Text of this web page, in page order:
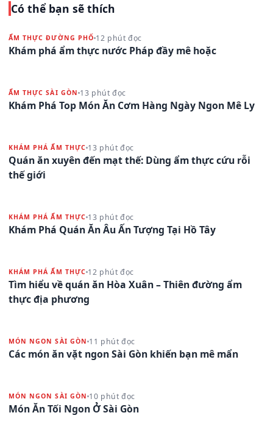
Có thể bạn sẽ thích
ẨM THỰC ĐƯỜNG PHỐ 12 phút đọc
Khám phá ẩm thực nước Pháp đầy mê hoặc
ẨM THỰC SÀI GÒN 13 phút đọc
Khám Phá Top Món Ăn Cơm Hàng Ngày Ngon Mê Ly
KHÁM PHÁ ẨM THỰC 13 phút đọc
Quán ăn xuyên đến mạt thế: Dùng ẩm thực cứu rỗi
thế giới
KHÁM PHÁ ẨM THỰC 13 phút đọc
Khám Phá Quán Ăn Âu Ấn Tượng Tại Hồ Tây
KHÁM PHÁ ẨM THỰC 12 phút đọc
Tìm hiểu về quán ăn Hòa Xuân – Thiên đường ẩm
thực địa phương
MÓN NGON SÀI GÒN 11 phút đọc
Các món ăn vặt ngon Sài Gòn khiến bạn mê mẩn
MÓN NGON SÀI GÒN 10 phút đọc
Món Ăn Tối Ngon Ở Sài Gòn